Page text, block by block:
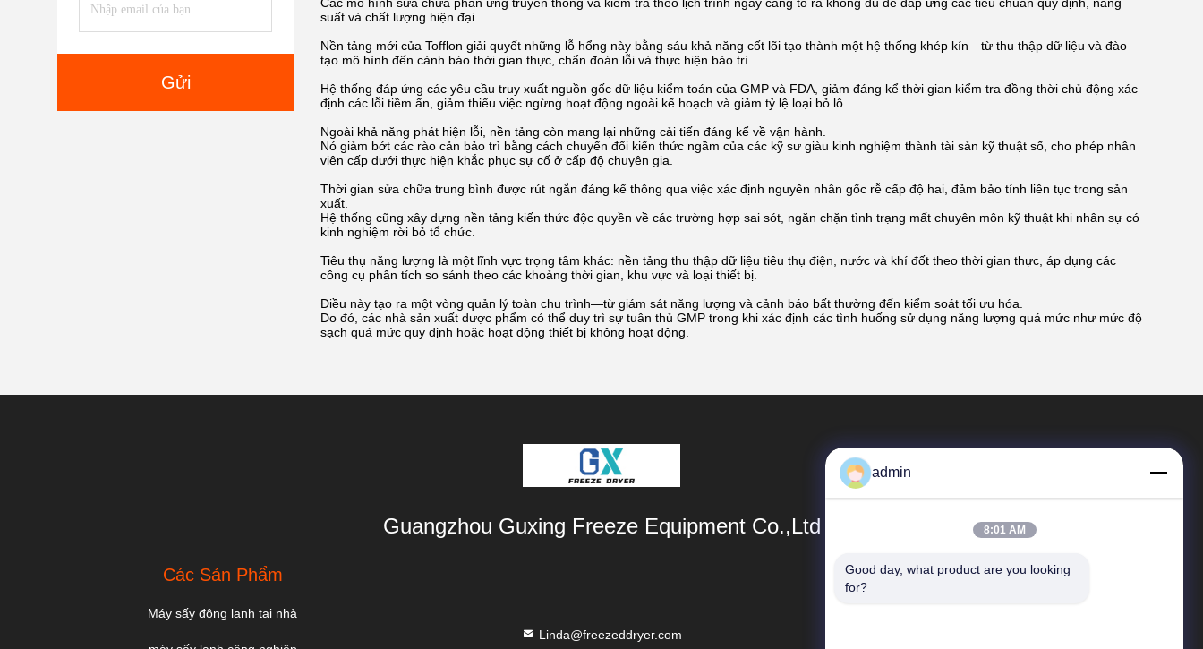
Gửi
suất và chất lượng hiện đại.
Nền tảng mới của Tofflon giải quyết những lỗ hổng này bằng sáu khả năng cốt lõi tạo thành một hệ thống khép kín—từ thu thập dữ liệu và đào
tạo mô hình đến cảnh báo thời gian thực, chẩn đoán lỗi và thực hiện bảo trì.
Hệ thống đáp ứng các yêu cầu truy xuất nguồn gốc dữ liệu kiểm toán của GMP và FDA, giảm đáng kể thời gian kiểm tra đồng thời chủ động xác
định các lỗi tiềm ẩn, giảm thiểu việc ngừng hoạt động ngoài kế hoạch và giảm tỷ lệ loại bỏ lô.
Ngoài khả năng phát hiện lỗi, nền tảng còn mang lại những cải tiến đáng kể về vận hành.
Nó giảm bớt các rào cản bảo trì bằng cách chuyển đổi kiến ​​thức ngầm của các kỹ sư giàu kinh nghiệm thành tài sản kỹ thuật số, cho phép nhân
viên cấp dưới thực hiện khắc phục sự cố ở cấp độ chuyên gia.
Thời gian sửa chữa trung bình được rút ngắn đáng kể thông qua việc xác định nguyên nhân gốc rễ cấp độ hai, đảm bảo tính liên tục trong sản
xuất.
Hệ thống cũng xây dựng nền tảng kiến ​​thức độc quyền về các trường hợp sai sót, ngăn chặn tình trạng mất chuyên môn kỹ thuật khi nhân sự có
kinh nghiệm rời bỏ tổ chức.
Tiêu thụ năng lượng là một lĩnh vực trọng tâm khác: nền tảng thu thập dữ liệu tiêu thụ điện, nước và khí đốt theo thời gian thực, áp dụng các
công cụ phân tích so sánh theo các khoảng thời gian, khu vực và loại thiết bị.
Điều này tạo ra một vòng quản lý toàn chu trình—từ giám sát năng lượng và cảnh báo bất thường đến kiểm soát tối ưu hóa.
Do đó, các nhà sản xuất dược phẩm có thể duy trì sự tuân thủ GMP trong khi xác định các tình huống sử dụng năng lượng quá mức như mức độ
sạch quá mức quy định hoặc hoạt động thiết bị không hoạt động.
Guangzhou Guxing Freeze Equipment Co.,Ltd
Các Sản Phẩm
Máy sấy đông lạnh tại nhà
Linda@freezeddryer.com
Đường Dẫn Nhanh
admin
8:01 AM
Good day, what product are you looking
for?